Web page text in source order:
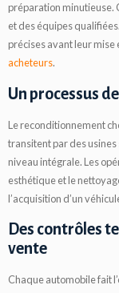
préparation minutieuse.
et des équipes
précises avant leur mise
acheteurs.
Un processus
Le reconditionnement
transitent par des
niveau intégrale. Les
esthétique et le
l’acquisition d’un
Des contrôles
vente
Chaque automobile fait